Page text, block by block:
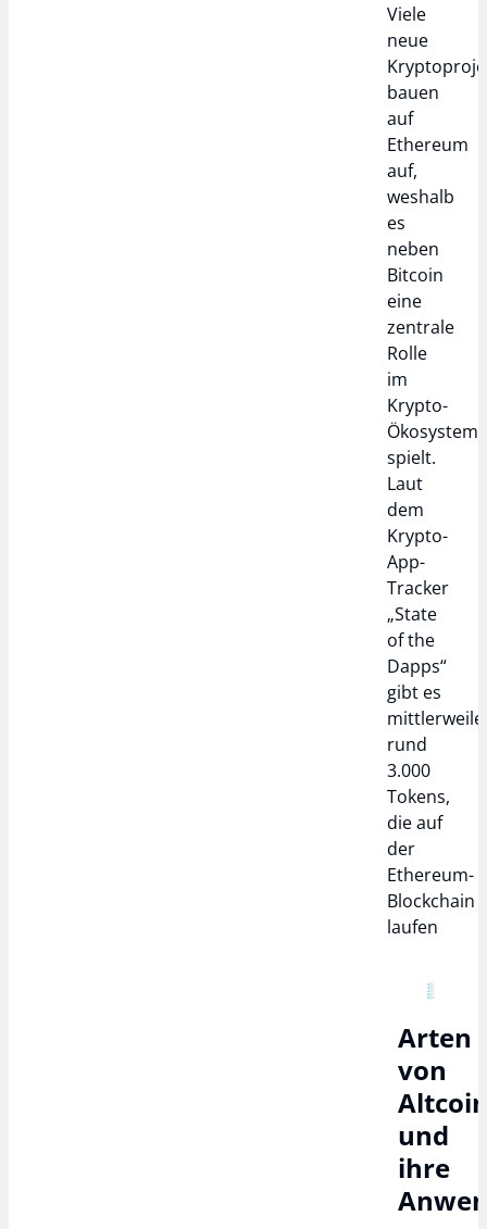
Viele
neue
bauen
auf
Ethereum
auf,
weshalb
es
neben
Bitcoin
eine
zentrale
Rolle
im
Krypto-
Ökosystem
spielt.
Laut
dem
Krypto-
App-
Tracker
„State
of the
Dapps“
gibt es
mittlerweile
rund
3.000
Tokens,
die auf
der
Ethereum-
Blockchain
laufen
Arten
von
und
ihre